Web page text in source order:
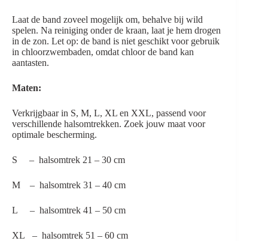
Laat de band zoveel mogelijk om, behalve bij wild
spelen. Na reiniging onder de kraan, laat je hem drogen
in de zon. Let op: de band is niet geschikt voor gebruik
in chloorzwembaden, omdat chloor de band kan
aantasten.
Maten:
Verkrijgbaar in S, M, L, XL en XXL, passend voor
verschillende halsomtrekken. Zoek jouw maat voor
optimale bescherming.
S – halsomtrek 21 – 30 cm
M – halsomtrek 31 – 40 cm
L – halsomtrek 41 – 50 cm
XL – halsomtrek 51 – 60 cm